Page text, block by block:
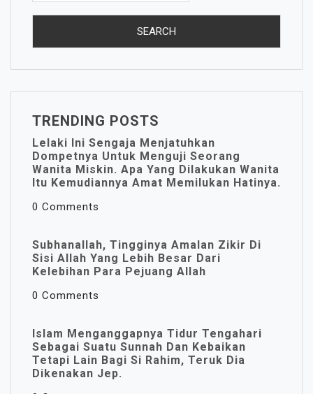
TRENDING POSTS
Lelaki Ini Sengaja Menjatuhkan
Dompetnya Untuk Menguji Seorang
Wanita Miskin. Apa Yang Dilakukan Wanita
Itu Kemudiannya Amat Memilukan Hatinya.
0 Comments
Subhanallah, Tingginya Amalan Zikir Di
Sisi Allah Yang Lebih Besar Dari
Kelebihan Para Pejuang Allah
0 Comments
Islam Menganggapnya Tidur Tengahari
Sebagai Suatu Sunnah Dan Kebaikan
Tetapi Lain Bagi Si Rahim, Teruk Dia
Dikenakan Jep.